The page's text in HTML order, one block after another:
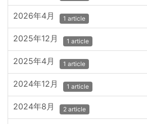
2026年4月 1 article
2025年12月 1 article
2025年4月 1 article
2024年12月 1 article
2024年8月 2 article